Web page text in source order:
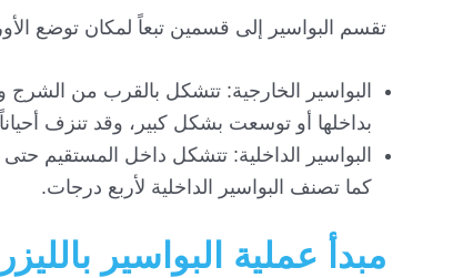
تقسم البواسير إلى قسمين تبعاً لمكان توضع
البواسير الخارجية: تتشكل بالقرب من
بداخلها أو توسعت بشكل كبير، وقد تنزف
البواسير الداخلية: تتشكل داخل المستقيم
كما تصنف البواسير الداخلية لأربع درجات.
مبدأ عملية البواسير بالليزر